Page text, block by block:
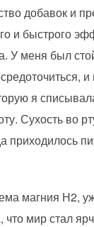
добавок и
и быстрого
У меня был
и
я
Сухость во
приходилось
магния Н2,
что мир стал